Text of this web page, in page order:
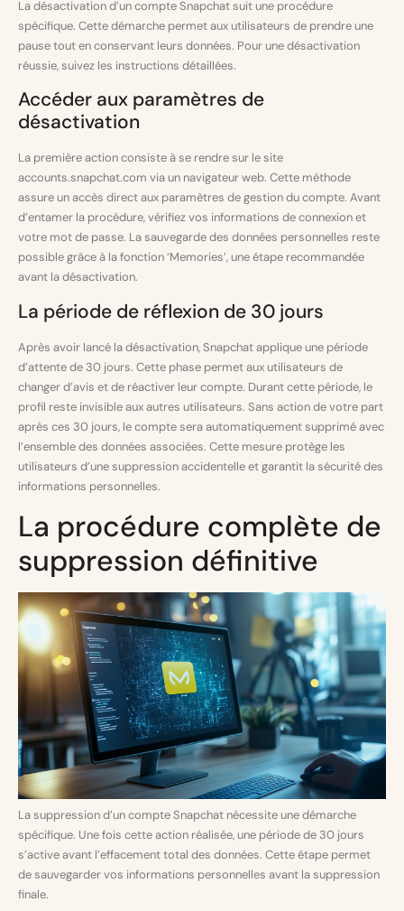
La désactivation d’un compte Snapchat suit une procédure
spécifique. Cette démarche permet aux utilisateurs de prendre une
pause tout en conservant leurs données. Pour une désactivation
réussie, suivez les instructions détaillées.
Accéder aux paramètres de
désactivation
La première action consiste à se rendre sur le site
accounts.snapchat.com via un navigateur web. Cette méthode
assure un accès direct aux paramètres de gestion du compte. Avant
d’entamer la procédure, vérifiez vos informations de connexion et
votre mot de passe. La sauvegarde des données personnelles reste
possible grâce à la fonction ‘Memories’, une étape recommandée
avant la désactivation.
La période de réflexion de 30 jours
Après avoir lancé la désactivation, Snapchat applique une période
d’attente de 30 jours. Cette phase permet aux utilisateurs de
changer d’avis et de réactiver leur compte. Durant cette période, le
profil reste invisible aux autres utilisateurs. Sans action de votre part
après ces 30 jours, le compte sera automatiquement supprimé avec
l’ensemble des données associées. Cette mesure protège les
utilisateurs d’une suppression accidentelle et garantit la sécurité des
informations personnelles.
La procédure complète de
suppression définitive
La suppression d’un compte Snapchat nécessite une démarche
spécifique. Une fois cette action réalisée, une période de 30 jours
s’active avant l’effacement total des données. Cette étape permet
de sauvegarder vos informations personnelles avant la suppression
finale.